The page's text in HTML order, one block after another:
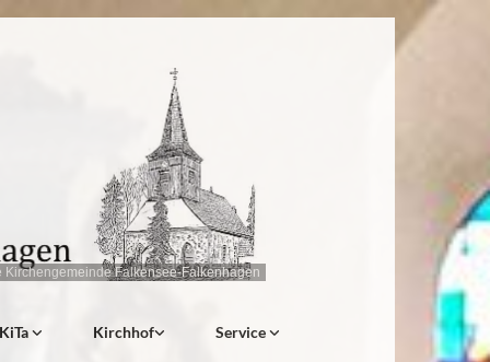
Falkensee-Falkenhagen
KiTa Kirchhof Service